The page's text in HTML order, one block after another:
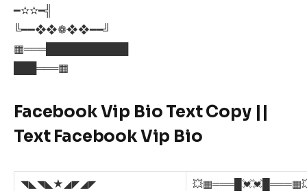
━✫✫━╣
╚━━❖❖❁❖❖━━╝
▦═══███████████
███═══▦
Facebook Vip Bio Text Copy ||
Text Facebook Vip Bio
◥◣◥◣★◢◤◢◤